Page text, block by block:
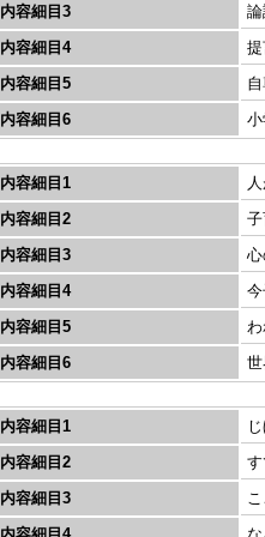
内容細目3
内容細目4
内容細目5
内容細目6
内容細目1
内容細目2
内容細目3
内容細目4
内容細目5
内容細目6
内容細目1
内容細目2
内容細目3